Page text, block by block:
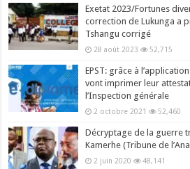
Exetat 2023/Fortunes
correction de Lukunga a
Tshangu corrigé
28 août 2023 52,715
EPST: grâce à
vont imprimer leur
l’Inspection générale
2 octobre 2021 52,460
Décryptage de la guerre
Kamerhe (Tribune de
2 juin 2020 48,141